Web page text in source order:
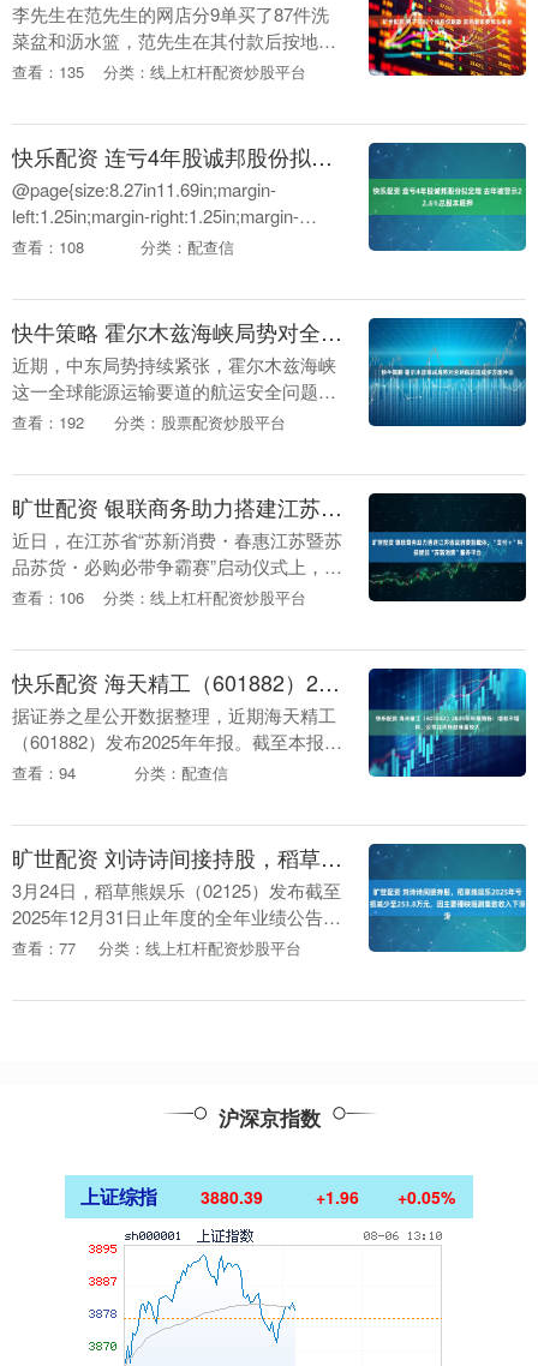
李先生在范先生的网店分9单买了87件洗
菜盆和沥水篮，范先生在其付款后按地址
发了33个快递。货物到网点后，李先生以
客，范先生为....
查看：135 分类：线上杠杆配资炒股平台
快乐配资 连亏4年股诚邦股份拟定增 去年被警示22.6%总股本质押
@page{size:8.27in11.69in;margin-
left:1.25in;margin-right:1.25in;margin-
top:1in;m....
查看：108 分类：配查信
快牛策略 霍尔木兹海峡局势对全球航运造成多方面冲击
近期，中东局势持续紧张，霍尔木兹海峡
这一全球能源运输要道的航运安全问题引
发国际社会高度关注。作为连接波斯湾与
球相当比例的海运....
查看：192 分类：股票配资炒股平台
旷世配资 银联商务助力搭建江苏省级消费新载体，“支付＋”科技赋能“苏新消费”服务平台
近日，在江苏省“苏新消费・春惠江苏暨苏
品苏货・必购必带争霸赛”启动仪式上，银
联商务为江苏省商务厅定制化研发搭建
这一省级综合....
查看：106 分类：线上杠杆配资炒股平台
快乐配资 海天精工（601882）2025年年报简析：增收不增利，公司应收账款体量较大
据证券之星公开数据整理，近期海天精工
（601882）发布2025年年报。截至本报告
期末，公司营业总收入33.68亿元，同比上
查看：94 分类：配查信
旷世配资 刘诗诗间接持股，稻草熊娱乐2025年亏损减少至253.8万元，因主要播映短剧集致收入下滑
3月24日，稻草熊娱乐（02125）发布截至
2025年12月31日止年度的全年业绩公告。
公告显示，公司的收入约为10.29亿元，较
查看：77 分类：线上杠杆配资炒股平台
沪深京指数
上证综指 3880.41 +1.99 +0.05%